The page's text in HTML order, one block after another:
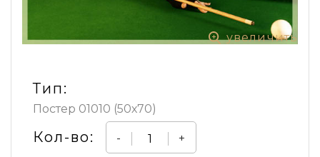
увеличить
Тип:
Постер 01010 (50х70)
Кол-во: - +